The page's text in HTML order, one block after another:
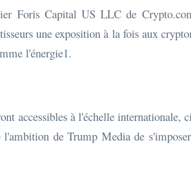
Foris Capital US LLC de
une exposition à la fois aux
l'énergie1.
accessibles à l'échelle
de Trump Media de